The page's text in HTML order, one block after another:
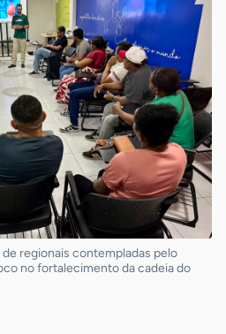
regionais contempladas pelo
no fortalecimento da cadeia do